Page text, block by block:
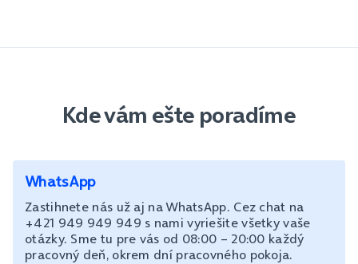
Kde vám ešte poradíme
WhatsApp
Zastihnete nás už aj na WhatsApp. Cez chat na
+421 949 949 949 s nami vyriešite všetky vaše
otázky. Sme tu pre vás od 08:00 – 20:00 každý
pracovný deň, okrem dní pracovného pokoja.